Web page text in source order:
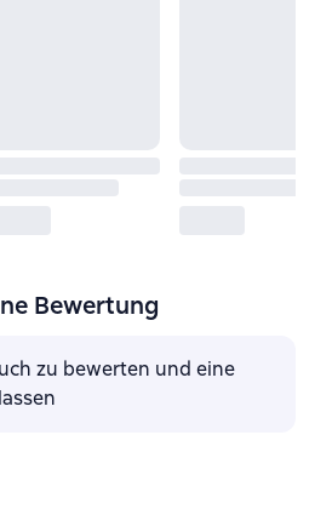
Bewertung
zu bewerten und eine